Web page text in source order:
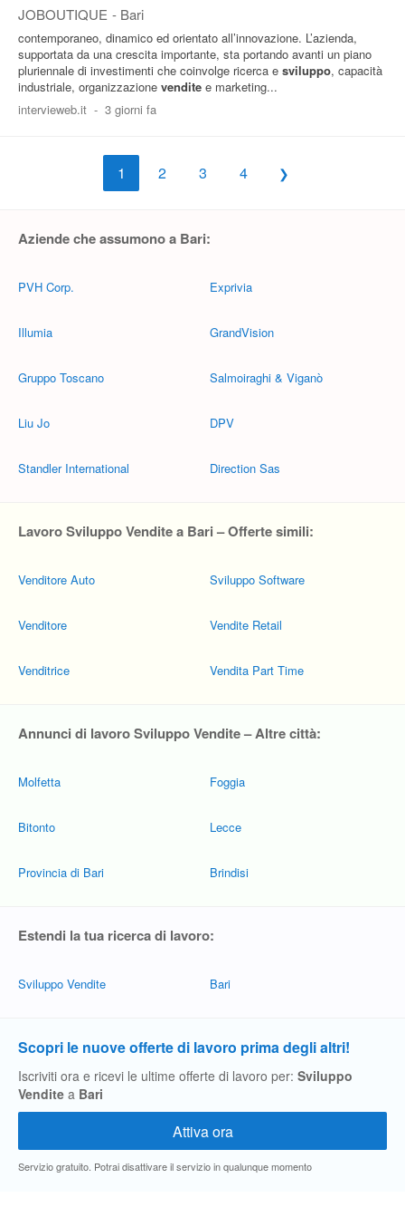
JOBOUTIQUE - Bari
contemporaneo, dinamico ed orientato all’innovazione. L’azienda,
supportata da una crescita importante, sta portando avanti un piano
pluriennale di investimenti che coinvolge ricerca e sviluppo, capacità
industriale, organizzazione vendite e marketing...
intervieweb.it - 3 giorni fa
1 2 3 4
Aziende che assumono a Bari:
PVH Corp.
Illumia
Gruppo Toscano
Liu Jo
Standler International
Exprivia
GrandVision
Salmoiraghi & Viganò
DPV
Direction Sas
Lavoro Sviluppo Vendite a Bari – Offerte simili:
Venditore Auto
Venditore
Venditrice
Sviluppo Software
Vendite Retail
Vendita Part Time
Annunci di lavoro Sviluppo Vendite – Altre città:
Molfetta
Bitonto
Provincia di Bari
Foggia
Lecce
Brindisi
Estendi la tua ricerca di lavoro:
Sviluppo Vendite Bari
Scopri le nuove offerte di lavoro prima degli altri!
Iscriviti ora e ricevi le ultime offerte di lavoro per: Sviluppo
Vendite a Bari
Servizio gratuito. Potrai disattivare il servizio in qualunque momento